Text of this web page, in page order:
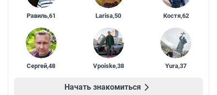
Равиль,61 Larisa,50 Костя,62
Сергей,48 Vpoiske,38 Yura,37
Начать знакомиться